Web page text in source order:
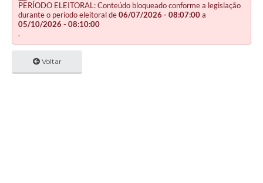
PERÍODO ELEITORAL: Conteúdo bloqueado conforme a legislação
durante o período eleitoral de06/07/2026 - 08:07:00a
05/10/2026 - 08:10:00
.
Voltar